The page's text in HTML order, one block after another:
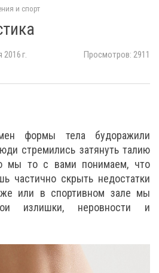
и спорт
г. Просмотров: 2911
формы тела будоражили
стремились затянуть талию
мы то с вами понимаем, что
частично скрыть недостатки
или в спортивном зале мы
излишки, неровности и